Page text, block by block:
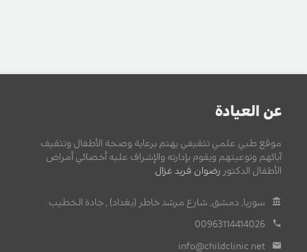
عن العيادة
موقع طبي علمي تثقيفي يهتم برعاية وصحة الأطفال وتثقيف
آبائهم وتوعيتهم ويقوم بإدارته والإشراف عليه أخصائي أمراض
الأطفال الدكتور رضوان فريد غزال
سوريا, دمشق, شارع مرشد خاطر (بغداد) , جادة الخطيب.
00963114414026
info@childclinic.net